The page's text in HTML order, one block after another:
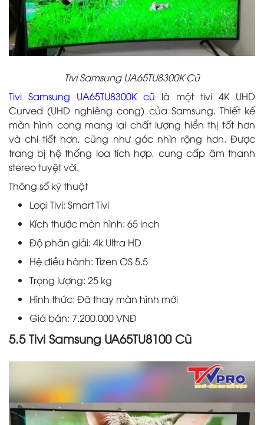
Tivi Samsung UA65TU8300K Cũ
Tivi Samsung UA65TU8300K cũ là một tivi 4K UHD
Curved (UHD nghiêng cong) của Samsung. Thiết kế
màn hình cong mang lại chất lượng hiển thị tốt hơn
và chi tiết hơn, cũng như góc nhìn rộng hơn. Được
trang bị hệ thống loa tích hợp, cung cấp âm thanh
stereo tuyệt vời.
Thông số kỹ thuật
Loại Tivi: Smart Tivi
Kích thước màn hình: 65 inch
Độ phân giải: 4k Ultra HD
Hệ điều hành: Tizen OS 5.5
Trọng lượng: 25 kg
Hình thức: Đã thay màn hình mới
Giá bán: 7.200.000 VNĐ
5.5 Tivi Samsung UA65TU8100 Cũ